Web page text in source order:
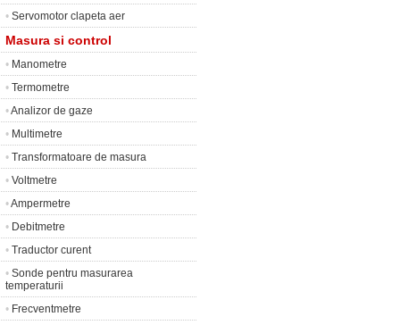
• Servomotor clapeta aer
Masura si control
• Manometre
• Termometre
•Analizor de gaze
• Multimetre
• Transformatoare de masura
• Voltmetre
•Ampermetre
• Debitmetre
• Traductor curent
• Sonde pentru masurarea
temperaturii
• Frecventmetre